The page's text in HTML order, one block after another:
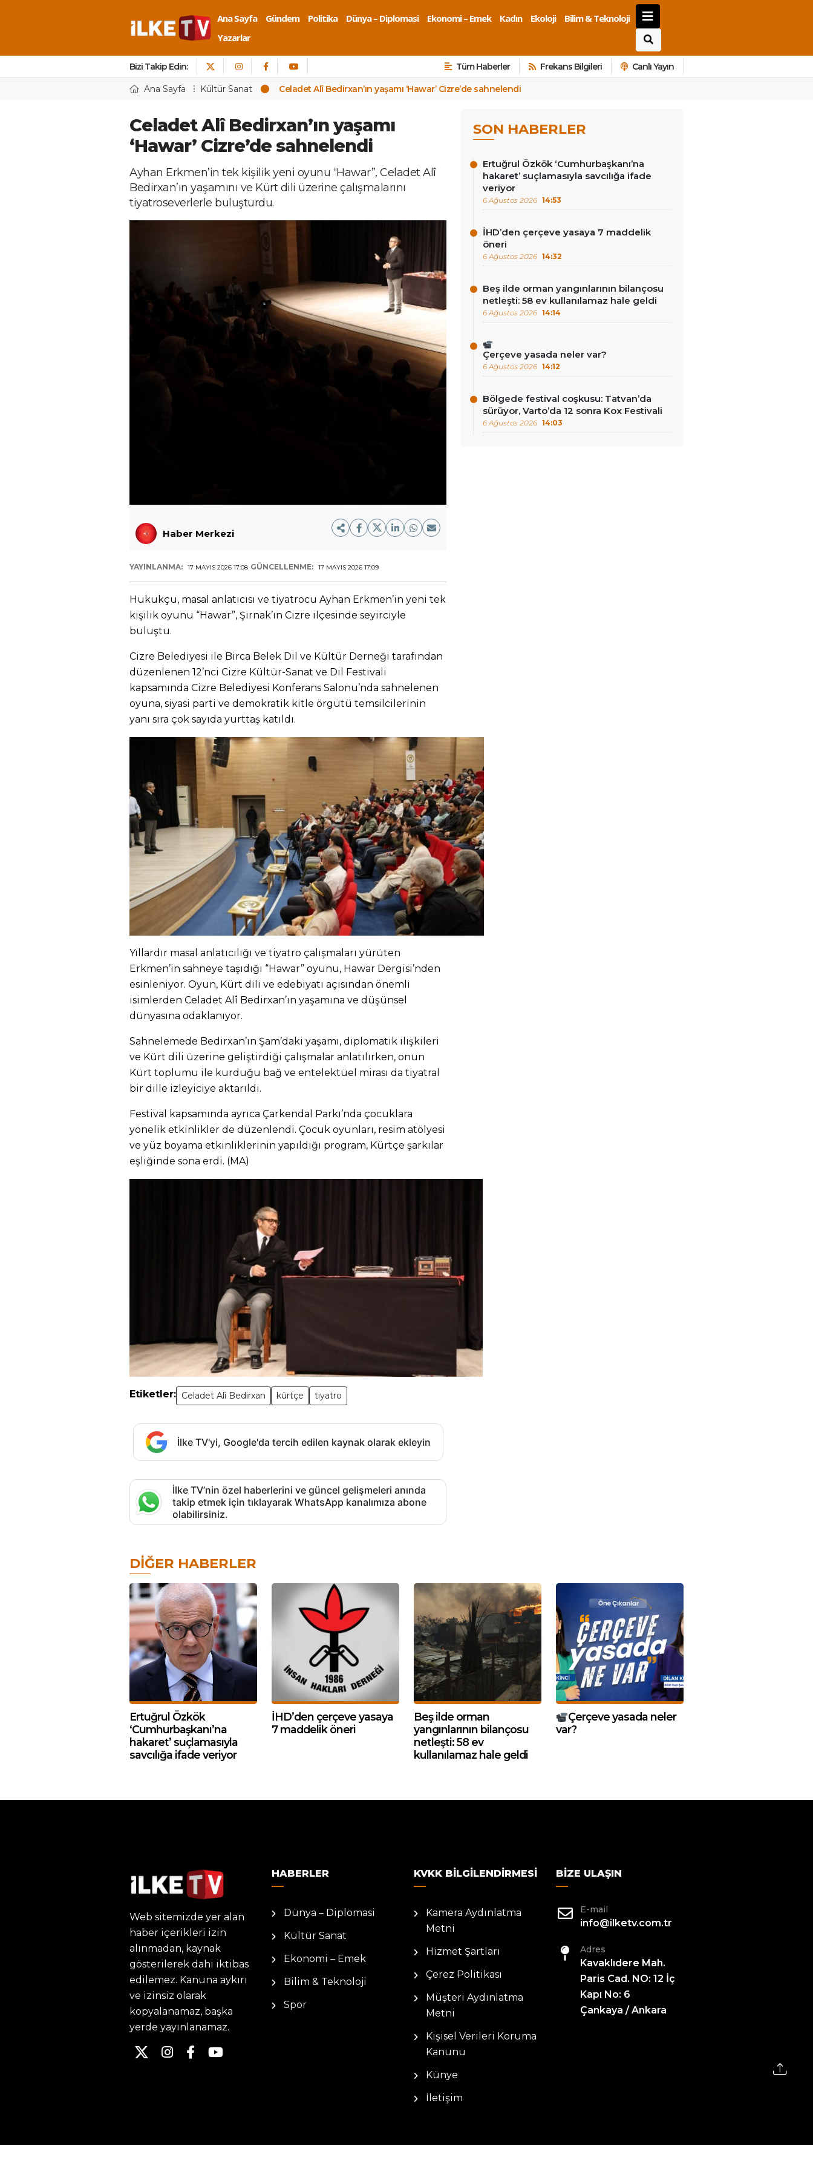
Ana Sayfa Gündem Politika Dünya – Diplomasi Ekonomi – Emek Kadın Ekoloji
Bilim & Teknoloji
Yazarlar
Bizi Takip Edin: Tüm Haberler Frekans Bilgileri Canlı Yayın
Ana Sayfa Kültür Sanat Celadet Alî Bedirxan’ın yaşamı ‘Hawar’ Cizre’de sahnelendi
Celadet Alî Bedirxan’ın yaşamı
‘Hawar’ Cizre’de sahnelendi
Ayhan Erkmen’in tek kişilik yeni oyunu “Hawar”, Celadet Alî
Bedirxan’ın yaşamını ve Kürt dili üzerine çalışmalarını
tiyatroseverlerle buluşturdu.
Haber Merkezi
YAYINLANMA: 17 MAYIS 2026 17:08 GÜNCELLENME: 17 MAYIS 2026 17:09
Hukukçu, masal anlatıcısı ve tiyatrocu Ayhan Erkmen’in yeni tek
kişilik oyunu “Hawar”, Şırnak’ın Cizre ilçesinde seyirciyle
buluştu.
Cizre Belediyesi ile Birca Belek Dil ve Kültür Derneği tarafından
düzenlenen 12’nci Cizre Kültür-Sanat ve Dil Festivali
kapsamında Cizre Belediyesi Konferans Salonu’nda sahnelenen
oyuna, siyasi parti ve demokratik kitle örgütü temsilcilerinin
yanı sıra çok sayıda yurttaş katıldı.
Yıllardır masal anlatıcılığı ve tiyatro çalışmaları yürüten
Erkmen’in sahneye taşıdığı “Hawar” oyunu, Hawar Dergisi’nden
esinleniyor. Oyun, Kürt dili ve edebiyatı açısından önemli
isimlerden Celadet Alî Bedirxan’ın yaşamına ve düşünsel
dünyasına odaklanıyor.
Sahnelemede Bedirxan’ın Şam’daki yaşamı, diplomatik ilişkileri
ve Kürt dili üzerine geliştirdiği çalışmalar anlatılırken, onun
Kürt toplumu ile kurduğu bağ ve entelektüel mirası da tiyatral
bir dille izleyiciye aktarıldı.
Festival kapsamında ayrıca Çarkendal Parkı’nda çocuklara
yönelik etkinlikler de düzenlendi. Çocuk oyunları, resim atölyesi
ve yüz boyama etkinliklerinin yapıldığı program, Kürtçe şarkılar
eşliğinde sona erdi. (MA)
Etiketler: Celadet Alî Bedirxan kürtçe tiyatro
İlke TV'yi, Google'da tercih edilen kaynak olarak ekleyin
İlke TV’nin özel haberlerini ve güncel gelişmeleri anında
takip etmek için tıklayarak WhatsApp kanalımıza abone
olabilirsiniz.
SON HABERLER
Ertuğrul Özkök ‘Cumhurbaşkanı’na
hakaret’ suçlamasıyla savcılığa ifade
veriyor
6 Ağustos 2026 14:53
İHD’den çerçeve yasaya 7 maddelik
öneri
6 Ağustos 2026 14:32
Beş ilde orman yangınlarının bilançosu
netleşti: 58 ev kullanılamaz hale geldi
6 Ağustos 2026 14:14
Çerçeve yasada neler var?
6 Ağustos 2026 14:12
Bölgede festival coşkusu: Tatvan’da
sürüyor, Varto’da 12 sonra Kox Festivali
6 Ağustos 2026 14:03
DIĞER HABERLER
Ertuğrul Özkök
‘Cumhurbaşkanı’na
hakaret’ suçlamasıyla
savcılığa ifade veriyor
İHD’den çerçeve yasaya
7 maddelik öneri
Beş ilde orman
yangınlarının bilançosu
netleşti: 58 ev
kullanılamaz hale geldi
Çerçeve yasada neler
var?
Web sitemizde yer alan
haber içerikleri izin
alınmadan, kaynak
gösterilerek dahi iktibas
edilemez. Kanuna aykırı
ve izinsiz olarak
kopyalanamaz, başka
yerde yayınlanamaz.
HABERLER
Dünya – Diplomasi
Kültür Sanat
Ekonomi – Emek
Bilim & Teknoloji
Spor
KVKK BILGILENDIRMESI
Kamera Aydınlatma
Metni
Hizmet Şartları
Çerez Politikası
Müşteri Aydınlatma
Metni
Kişisel Verileri Koruma
Kanunu
Künye
İletişim
BIZE ULAŞIN
E-mail
info@ilketv.com.tr
Adres
Kavaklıdere Mah.
Paris Cad. NO: 12 İç
Kapı No: 6
Çankaya / Ankara